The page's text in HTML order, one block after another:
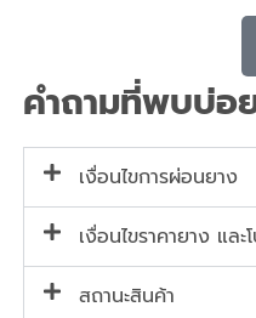
คำถามที่พบบ่อ
เงื่อนไขการผ่อนยาง
เงื่อนไขราคายาง และ
สถานะสินค้า